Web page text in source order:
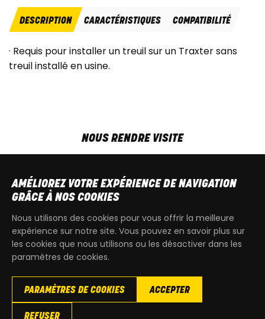
DESCRIPTION CARACTÉRISTIQUES COMPATIBILITÉ
· Requis pour installer un treuil sur un Traxter sans
treuil installé en usine.
NOUS RENDRE VISITE
SAM9h00 - 13h30
T+32 64 700 970
AMÉLIOREZ VOTRE EXPÉRIENCE DE NAVIGATION
GRÂCE À NOS COOKIES
Nous utilisons des cookies pour vous offrir la meilleure
expérience sur notre site. Vous pouvez en savoir plus sur
les cookies que nous utilisons ou les désactiver dans les
paramètres de cookies.
PARAMÈTRES DE COOKIES ACCEPTER
REFUSER